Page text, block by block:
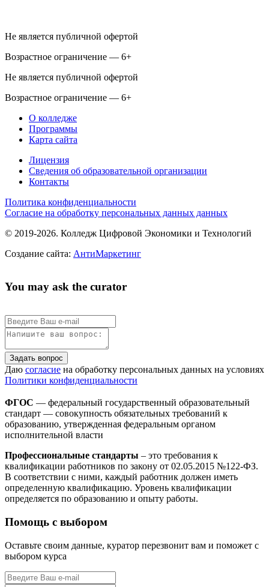
Не является публичной офертой
Возрастное ограничение — 6+
Не является публичной офертой
Возрастное ограничение — 6+
О колледже
Программы
Карта сайта
Лицензия
Сведения об образовательной организации
Контакты
Политика конфиденциальности
Согласие на обработку персональных данных данных
© 2019-2026. Колледж Цифровой Экономики и Технологий
Создание сайта: АнтиМаркетинг
You may ask the curator
Задать вопрос
Даю согласие на обработку персональных данных на условиях
Политики конфиденциальности
ФГОС — федеральный государственный образовательный
стандарт — совокупность обязательных требований к
образованию, утвержденная федеральным органом
исполнительной власти
Профессиональные стандарты – это требования к
квалификации работников по закону от 02.05.2015 №122-ФЗ.
В соответствии с ними, каждый работник должен иметь
определенную квалификацию. Уровень квалификации
определяется по образованию и опыту работы.
Помощь с выбором
Оставьте своим данные, куратор перезвонит вам и поможет с
выбором курса